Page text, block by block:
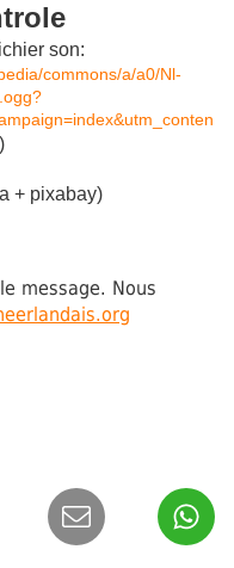
son:
commons/a/a0/Nl-
+ pixabay)
message. Nous